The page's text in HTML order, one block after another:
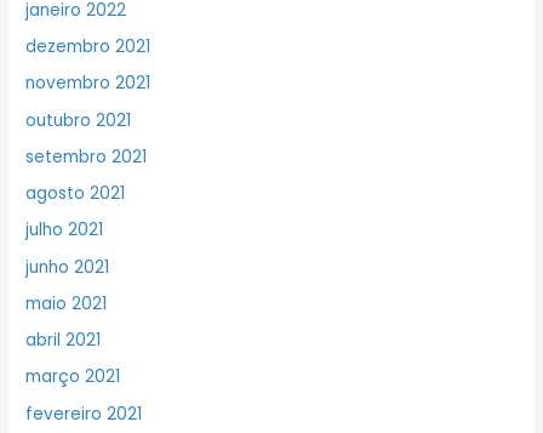
janeiro 2022
dezembro 2021
novembro 2021
outubro 2021
setembro 2021
agosto 2021
julho 2021
junho 2021
maio 2021
abril 2021
março 2021
fevereiro 2021